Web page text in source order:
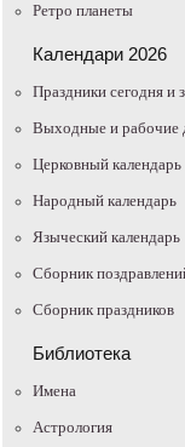
Ретро планеты
Календари 2026
Праздники сегодня и
Выходные и рабочие
Церковный календарь
Народный календарь
Языческий календарь
Сборник
Сборник праздников
Библиотека
Имена
Астрология